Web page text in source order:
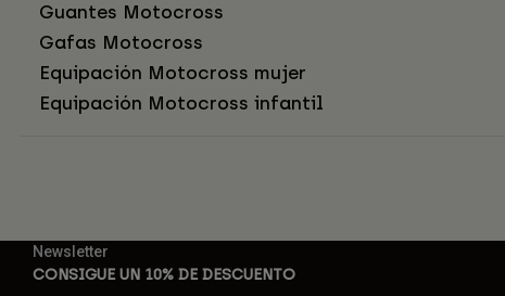
Guantes Motocross
Gafas Motocross
Equipación Motocross mujer
Equipación Motocross infantil
Newsletter
CONSIGUE UN 10% DE DESCUENTO